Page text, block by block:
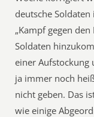
deutsche
„Kampf gegen
Soldaten
einer Aufstockung
ja immer noch
nicht geben. Das
wie einige